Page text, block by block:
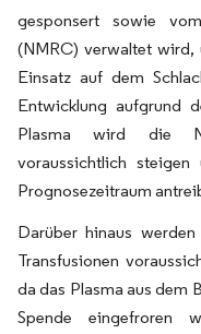
gesponsert sowie
(NMRC) verwaltet wird,
Einsatz auf dem
Entwicklung aufgrund
Plasma wird die
voraussichtlich
Prognosezeitraum
Darüber hinaus
Transfusionen
da das Plasma aus dem
Spende eingefroren